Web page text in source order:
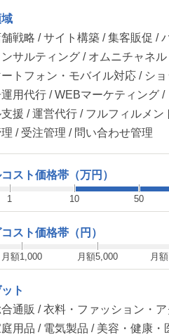
舗戦略 / サイト構築 / 集客販促 /
ンサルティング / オムニチャネ
ートフォン・モバイル対応 / シ
用代行 / WEBマーケティング
支援 / 運営代行 / フルフィルメ
/ 受注管理 / 問い合わせ管理
スト価格帯（万円）
1 10 50
スト価格帯（円）
月額1,000 月額5,000 月
ト
通販 / 衣料・ファッション・
用品 / 電気製品 / 美容・健康